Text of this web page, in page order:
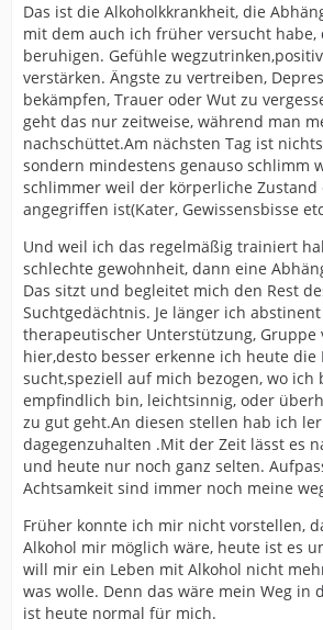
Das ist die Alkoholkkrankheit, die
mit dem auch ich früher versucht habe,
beruhigen. Gefühle
verstärken. Ängste zu vertreiben,
bekämpfen, Trauer oder Wut zu
geht das nur zeitweise, während man
nachschüttet.Am nächsten Tag ist
sondern mindestens genauso schlimm
schlimmer weil der körperliche Zustand
angegriffen ist(Kater, Gewissensbisse
Und weil ich das regelmäßig trainiert
schlechte gewohnheit, dann eine
Das sitzt und begleitet mich den Rest
Suchtgedächtnis. Je länger ich
therapeutischer Unterstützung, Gruppe
hier,desto besser erkenne ich heute
sucht,speziell auf mich bezogen, wo ich
empfindlich bin, leichtsinnig, oder
zu gut geht.An diesen stellen hab ich
dagegenzuhalten .Mit der Zeit lässt es
und heute nur noch ganz selten.
Achtsamkeit sind immer noch meine
Früher konnte ich mir nicht vorstellen,
Alkohol mir möglich wäre, heute ist es
will mir ein Leben mit Alkohol nicht
was wolle. Denn das wäre mein Weg in
ist heute normal für mich.